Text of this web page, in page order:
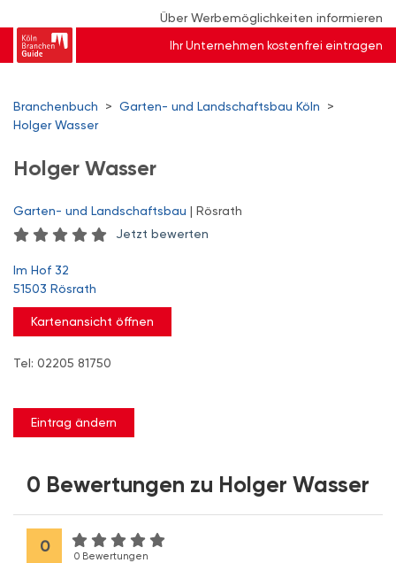
Über Werbemöglichkeiten informieren
Ihr Unternehmen kostenfrei eintragen
Branchenbuch > Garten- und Landschaftsbau Köln
>
Holger Wasser
Holger Wasser
Garten- und Landschaftsbau | Rösrath
Jetzt bewerten
Im Hof 32
51503 Rösrath
Kartenansicht öffnen
Tel: 02205 81750
Eintrag ändern
0 Bewertungen zu Holger Wasser
0
0 Bewertungen